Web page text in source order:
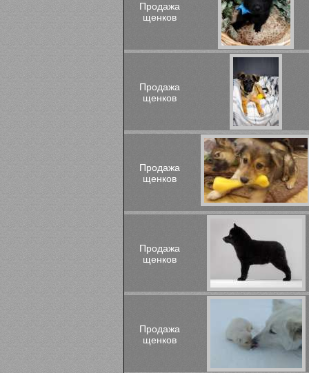
Продажа
щенков
Продажа
щенков
Продажа
щенков
Продажа
щенков
Продажа
щенков